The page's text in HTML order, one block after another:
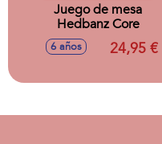
Juego de mesa
Hedbanz Core
6 años 24,95 €